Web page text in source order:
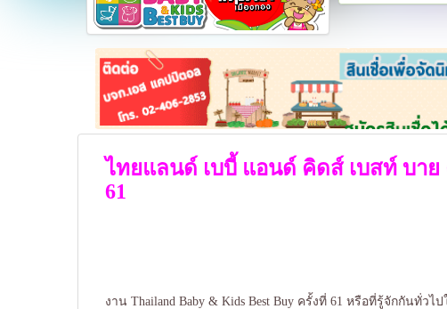
ไทยแลนด์ เบบี้ แอนด์ คิดส์ เบสท์ บาย
61
งาน Thailand Baby & Kids Best Buy ครั้งที่ 61 หรือที่รู้จักกันทั่วไ